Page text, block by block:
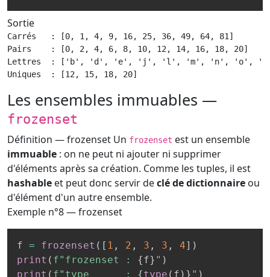
Sortie
Carrés   : [0, 1, 4, 9, 16, 25, 36, 49, 64, 81]
Pairs    : [0, 2, 4, 6, 8, 10, 12, 14, 16, 18, 20]
Lettres  : ['b', 'd', 'e', 'j', 'l', 'm', 'n', 'o',
Uniques  : [12, 15, 18, 20]
Les ensembles immuables —
frozenset
Définition — frozenset Un frozenset est un ensemble
immuable : on ne peut ni ajouter ni supprimer
d'éléments après sa création. Comme les tuples, il est
hashable et peut donc servir declé de dictionnaire ou
d'élément d'un autre ensemble.
Exemple n°8 — frozenset
f = frozenset ( [ 1 , 2 , 3 , 3 , 4] )
print ( f"frozenset : {f} " )
print ( f"type      : {type ( f ) } " )